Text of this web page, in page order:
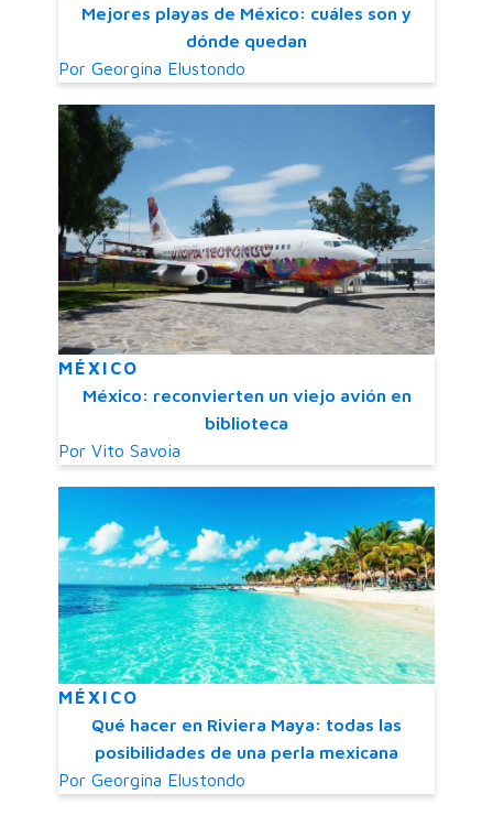
Mejores playas de México: cuáles son y
dónde quedan
Por Georgina Elustondo
MÉXICO
México: reconvierten un viejo avión en
biblioteca
Por Vito Savoia
MÉXICO
Qué hacer en Riviera Maya: todas las
posibilidades de una perla mexicana
Por Georgina Elustondo